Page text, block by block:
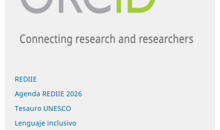
REDIIE
Agenda REDIIE 2026
Tesauro UNESCO
Lenguaje inclusivo